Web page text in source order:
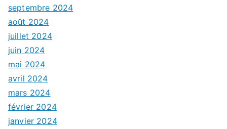
septembre 2024
août 2024
juillet 2024
juin 2024
mai 2024
avril 2024
mars 2024
février 2024
janvier 2024